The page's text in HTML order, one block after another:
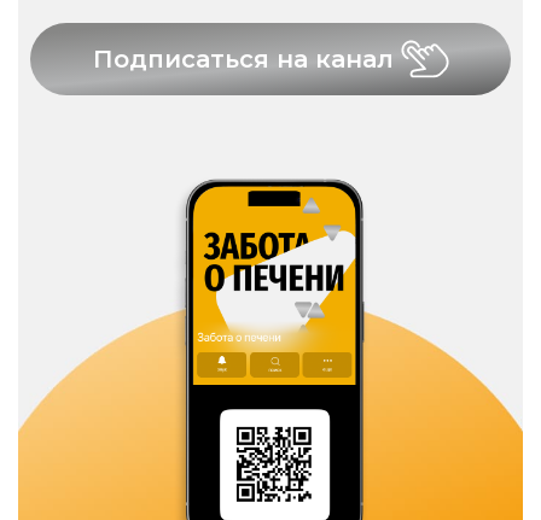
Подписаться на канал